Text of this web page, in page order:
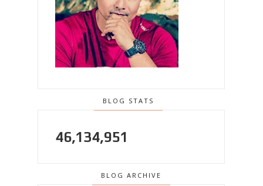
BLOG STATS
46,134,951
BLOG ARCHIVE